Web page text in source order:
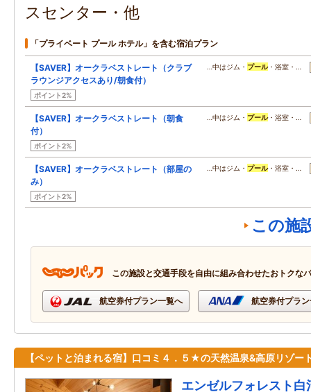
スセンター・他
「プライベート プール ホテル」を含む宿泊プラン
【SAVER】オークラベストレート（クラブ
ラウンジアクセスあり/朝食付）
ポイント2%
…中はジム・ プール・浴室・…
【SAVER】オークラベストレート（朝食
付）
ポイント2%
…中はジム・ プール・浴室・…
【SAVER】オークラベストレート（部屋の
み）
ポイント2%
…中はジム・ プール・浴室・…
この施
この施設と交通手段を自由に組み合わせたおトクな
航空券付プラン一覧へ 航空券付プラ
【ペットと泊まれる宿】口コミ４．５★の天然温泉&高原リゾー
エンゼルフォレスト白